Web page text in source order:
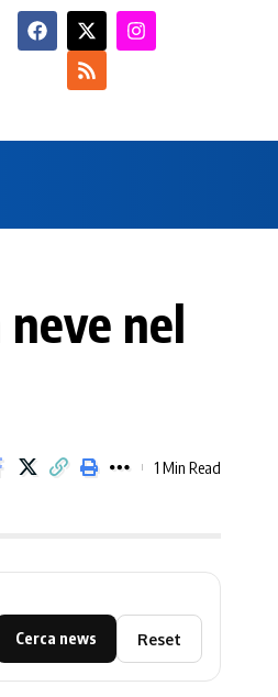
nel
1 Min Read
Cerca news Reset